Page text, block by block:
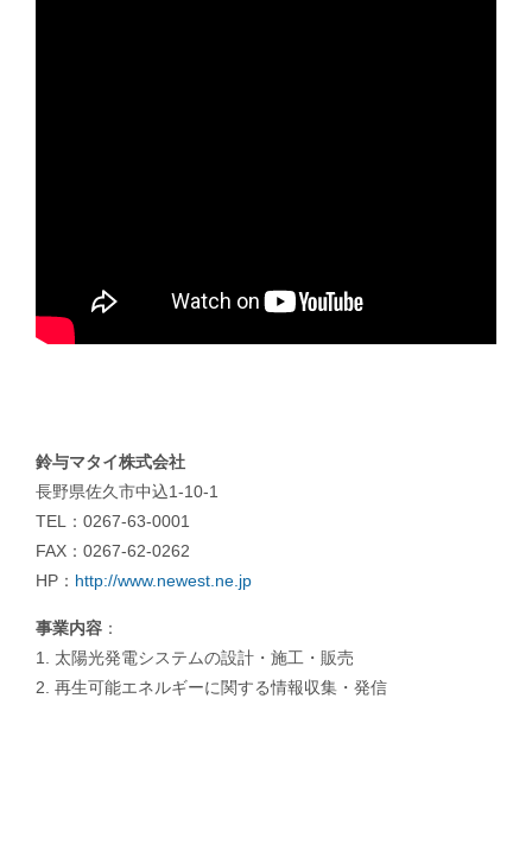
鈴与マタイ株式会社
長野県佐久市中込1-10-1
TEL：0267-63-0001
FAX：0267-62-0262
HP： http://www.newest.ne.jp
事業内容 ：
1. 太陽光発電システムの設計・施工・販売
2. 再生可能エネルギーに関する情報収集・発信